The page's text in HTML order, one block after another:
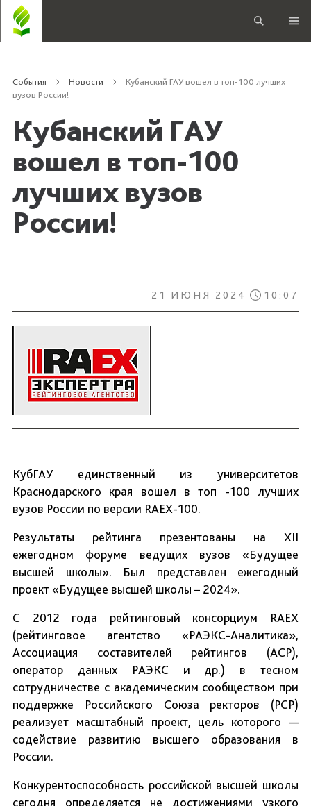
События Новости
Кубанский ГАУ вошел в топ-100 лучших
вузов России!
Кубанский ГАУ
вошел в топ-100
лучших вузов
России!
21 ИЮНЯ 2024 10:07
КубГАУ единственный из университетов
Краснодарского края вошел в топ -100 лучших
вузов России по версии RAEX-100.
Результаты рейтинга презентованы на XII
ежегодном форуме ведущих вузов «Будущее
высшей школы». Был представлен ежегодный
проект «Будущее высшей школы – 2024».
С 2012 года рейтинговый консорциум RAEX
(рейтинговое агентство «РАЭКС-Аналитика»,
Ассоциация составителей рейтингов (АСР),
оператор данных РАЭКС и др.) в тесном
сотрудничестве с академическим сообществом при
поддержке Российского Союза ректоров (РСР)
реализует масштабный проект, цель которого —
содействие развитию высшего образования в
России.
Конкурентоспособность российской высшей школы
сегодня определяется не достижениями узкого